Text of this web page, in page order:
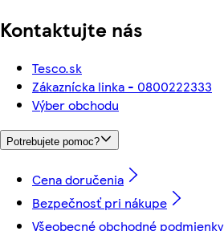
Kontaktujte nás
Tesco.sk
Zákaznícka linka - 0800222333
Výber obchodu
Potrebujete pomoc?
Cena doručenia
Bezpečnosť pri nákupe
Všeobecné obchodné podmienky